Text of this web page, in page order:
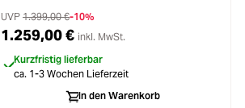
UVP 1.399,00 €-10%
1.259,00 € inkl. MwSt.
Kurzfristig lieferbar
ca. 1-3 Wochen Lieferzeit
In den Warenkorb